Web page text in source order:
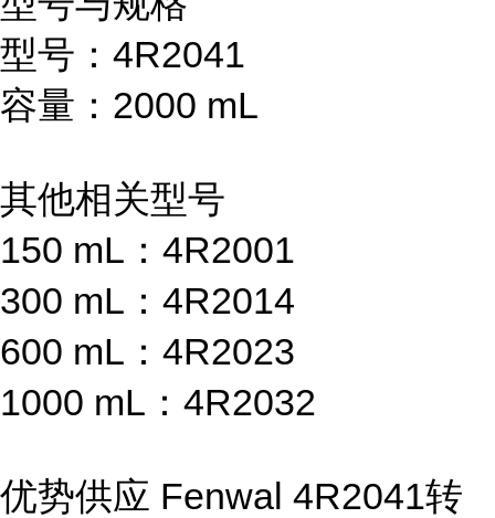
型号：4R2041
容量：2000 mL
其他相关型号
150 mL：4R2001
300 mL：4R2014
600 mL：4R2023
1000 mL：4R2032
优势供应 Fenwal 4R2041转